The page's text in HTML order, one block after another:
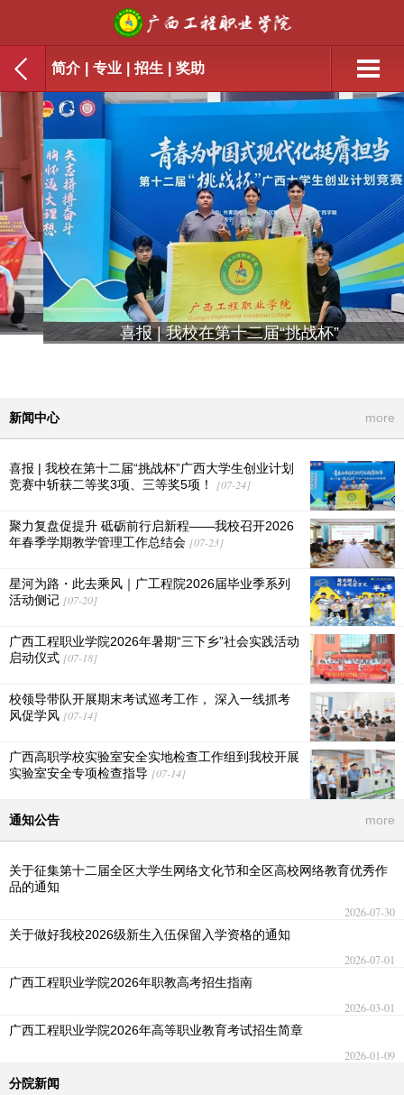
简介 专业 招生 奖助
喜报 | 我校在第十二届“挑战杯”
新闻中心 more
喜报 | 我校在第十二届“挑战杯”广西大学生创业计划
竞赛中斩获二等奖3项、三等奖5项！ [07-24]
聚力复盘促提升 砥砺前行启新程——我校召开2026
年春季学期教学管理工作总结会 [07-23]
星河为路・此去乘风｜广工程院2026届毕业季系列
活动侧记 [07-20]
广西工程职业学院2026年暑期“三下乡”社会实践活动
启动仪式 [07-18]
校领导带队开展期末考试巡考工作， 深入一线抓考
风促学风 [07-14]
广西高职学校实验室安全实地检查工作组到我校开展
实验室安全专项检查指导 [07-14]
通知公告 more
关于征集第十二届全区大学生网络文化节和全区高校网络教育优秀作
品的通知
2026-07-30
关于做好我校2026级新生入伍保留入学资格的通知
2026-07-01
广西工程职业学院2026年职教高考招生指南
2026-03-01
广西工程职业学院2026年高等职业教育考试招生简章
2026-01-09
分院新闻